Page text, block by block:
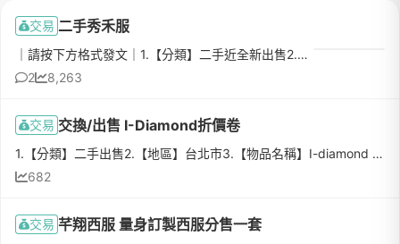
交易 二手秀禾服
｜請按下方格式發文｜1.【分類】二手近全新出售2.【地區】高雄、屏東3.【物品名稱】秀禾服男女一套（附鞋）4.【數量】25.【物品狀態】九成新6.【介紹】二手秀禾服男女一套（附鞋子一起）當時購買一套台幣約2200僅拍...
2
8,263
交易 交換/出售 I-Diamond折價卷
1.【分類】二手出售2.【地區】台北市3.【物品名稱】I-diamond 2000元折價券4.【數量】15.【物品狀態】希望可以互換，如要也可1000元出售6.【介紹】I-diamond折價卷7.【價格】10008.【交易方式】皆可9.【聯絡方式】Li...
682
交易 芊翔西服 量身訂製西服分售一套